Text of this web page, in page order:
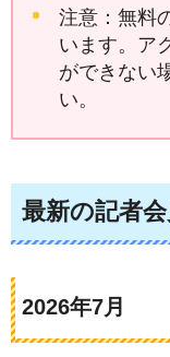
注意：無料
います。ア
ができない
い。
最新の記者
2026年7月